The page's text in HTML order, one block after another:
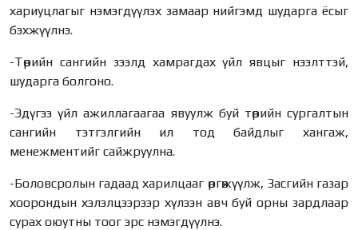
хариуцлагыг нэмэгдүүлэх замаар нийгэмд шударга ёсыг
бэхжүүлнэ.
-Төрийн сангийн зээлд хамрагдах үйл явцыг нээлттэй,
шударга болгоно.
-Эдүгээ үйл ажиллагаагаа явуулж буй төрийн сургалтын
сангийн тэтгэлгийн ил тод байдлыг хангаж,
менежментийг сайжруулна.
-Боловсролын гадаад харилцааг өргөжүүлж, Засгийн газар
хоорондын хэлэлцээрээр хүлээн авч буй орны зардлаар
сурах оюутны тоог эрс нэмэгдүүлнэ.